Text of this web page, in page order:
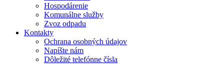
Hospodárenie
Komunálne služby
Zvoz odpadu
Kontakty
Ochrana osobných údajov
Napíšte nám
Dôležité telefónne čísla